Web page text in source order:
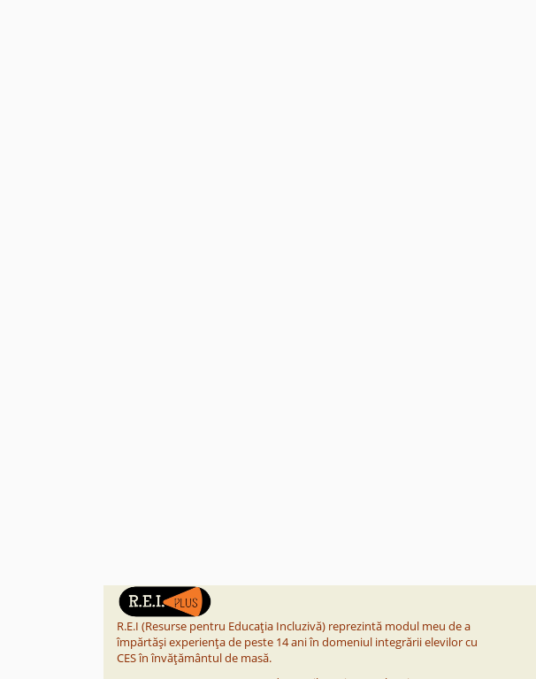
R.E.I (Resurse pentru Educația Incluzivă) reprezintă modul meu de a
împărtăși experiența de peste 14 ani în domeniul integrării elevilor cu
CES în învățământul de masă.